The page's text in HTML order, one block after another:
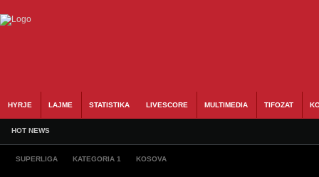
HYRJE LAJME STATISTIKA LIVESCORE MULTIMEDIA TIFOZAT
HOT NEWS
SUPERLIGA KATEGORIA 1 KOSOVA